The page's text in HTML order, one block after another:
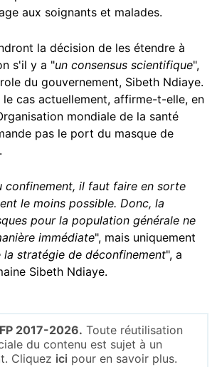
aux soignants et malades.
la décision de les étendre à
s'il y a "un consensus scientifique",
du gouvernement, Sibeth Ndiaye.
le cas actuellement, affirme-t-elle, en
mondiale de la santé
pas le port du masque de
confinement, il faut faire en sorte
le moins possible. Donc, la
pour la population générale ne
immédiate", mais uniquement
la stratégie de déconfinement", a
Sibeth Ndiaye.
2017-2026. Toute réutilisation
du contenu est sujet à un
Cliquez ici pour en savoir plus.